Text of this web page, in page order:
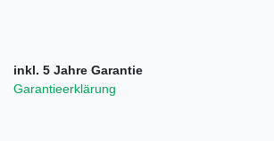
inkl. 5 Jahre Garantie
Garantieerklärung